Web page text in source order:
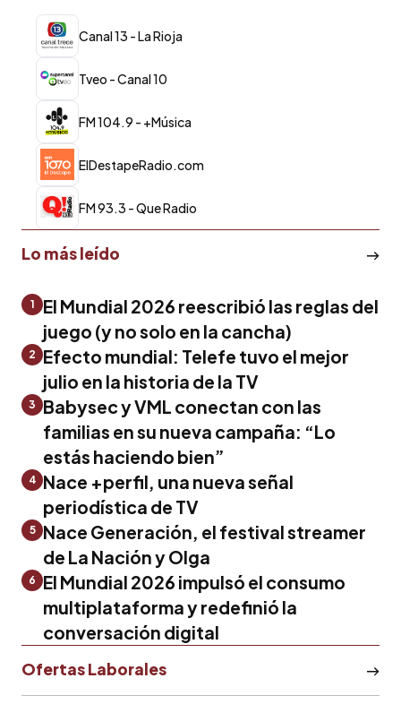
Canal 13 - La Rioja
Tveo - Canal 10
FM 104.9 - +Música
ElDestapeRadio.com
FM 93.3 - Que Radio
Lo más leído
1
El Mundial 2026 reescribió las reglas del
juego (y no solo en la cancha)
2
Efecto mundial: Telefe tuvo el mejor
julio en la historia de la TV
3
Babysec y VML conectan con las
familias en su nueva campaña: “Lo
estás haciendo bien”
4 Nace +perfil, una nueva señal
periodística de TV
5
Nace Generación, el festival streamer
de La Nación y Olga
6
El Mundial 2026 impulsó el consumo
multiplataforma y redefinió la
conversación digital
Ofertas Laborales